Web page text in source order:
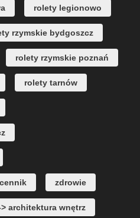
rolety legionowo
rzymskie bydgoszcz
rolety rzymskie poznań
rolety tarnów
zdrowie
architektura wnętrz